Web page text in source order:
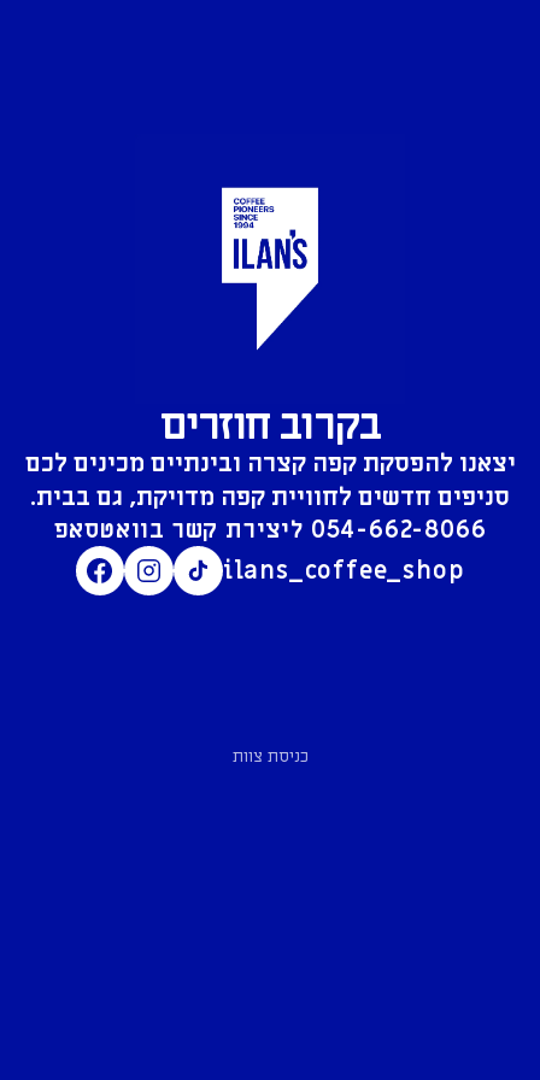
בקרוב חוזרים
יצאנו להפסקת קפה קצרה ובינתיים מכינים לכם
סניפים חדשים לחוויית קפה מדויקת, גם בבית.
054-662-8066
ilans_coffee_shop
כניסת צוות